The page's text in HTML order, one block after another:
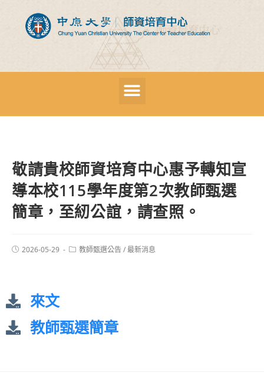
敬請貴校師資培育中心惠予轉知宣
導本校115學年度第2次教師甄選
簡章，至紉公誼，請查照。
2026-05-29 教師甄選公告/最新消息
來文
教師甄選簡章